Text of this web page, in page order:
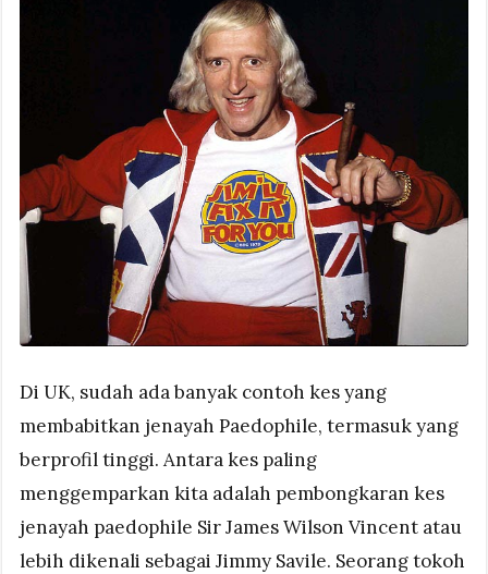
Di UK, sudah ada banyak contoh kes yang
membabitkan jenayah Paedophile, termasuk yang
berprofil tinggi. Antara kes paling
menggemparkan kita adalah pembongkaran kes
jenayah paedophile Sir James Wilson Vincent atau
lebih dikenali sebagai Jimmy Savile. Seorang tokoh